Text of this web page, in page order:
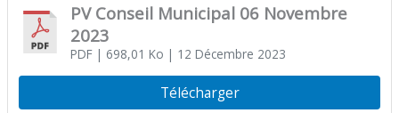
PV Conseil Municipal 06 Novembre
2023
PDF| 698,01 Ko | 12 Décembre 2023
Télécharger